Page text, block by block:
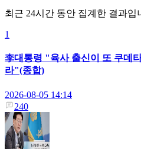
최근 24시간 동안 집계한 결과입
1
李대통령 "육사 출신이 또 쿠데
라"(종합)
2026-08-05 14:14
240